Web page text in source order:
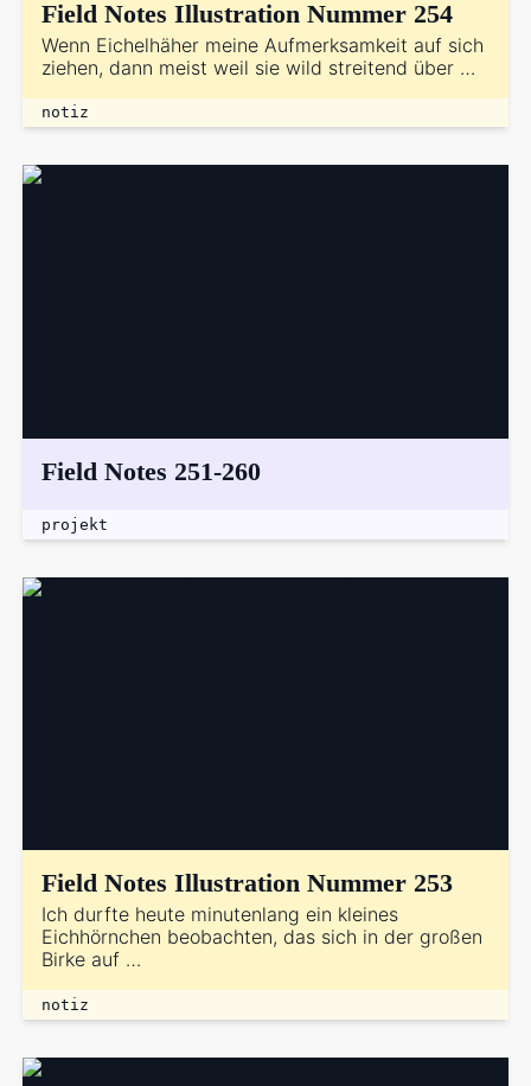
Field Notes Illustration Nummer 254
Wenn Eichelhäher meine Aufmerksamkeit auf sich
ziehen, dann meist weil sie wild streitend über …
notiz
Field Notes 251-260
projekt
Field Notes Illustration Nummer 253
Ich durfte heute minutenlang ein kleines
Eichhörnchen beobachten, das sich in der großen
Birke auf …
notiz